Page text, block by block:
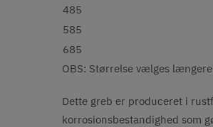
485
585
685
OBS: Størrelse vælges
Dette greb er produceret i
korrosionsbestandighed som